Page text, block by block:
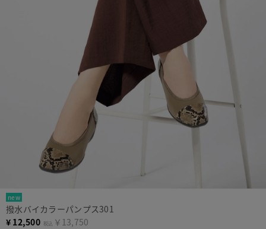
new
撥水バイカラーパンプス301
¥ 12,500 税込 ￥13,750